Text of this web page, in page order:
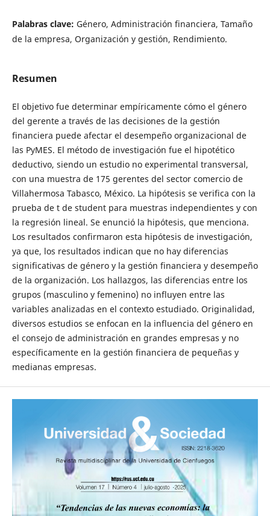
Palabras clave: Género, Administración financiera, Tamaño
de la empresa, Organización y gestión, Rendimiento.
Resumen
El objetivo fue determinar empíricamente cómo el género
del gerente a través de las decisiones de la gestión
financiera puede afectar el desempeño organizacional de
las PyMES. El método de investigación fue el hipotético
deductivo, siendo un estudio no experimental transversal,
con una muestra de 175 gerentes del sector comercio de
Villahermosa Tabasco, México. La hipótesis se verifica con la
prueba de t de student para muestras independientes y con
la regresión lineal. Se enunció la hipótesis, que menciona.
Los resultados confirmaron esta hipótesis de investigación,
ya que, los resultados indican que no hay diferencias
significativas de género y la gestión financiera y desempeño
de la organización. Los hallazgos, las diferencias entre los
grupos (masculino y femenino) no influyen entre las
variables analizadas en el contexto estudiado. Originalidad,
diversos estudios se enfocan en la influencia del género en
el consejo de administración en grandes empresas y no
específicamente en la gestión financiera de pequeñas y
medianas empresas.